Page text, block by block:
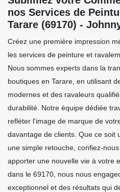
nos Services de
Tarare (69170) -
Créez une première impression
les services de peinture et
Nous sommes experts dans la
boutiques en Tarare, en utilisant
modernes et des ravaleurs
durabilité. Notre équipe dédiée
refléter l'image de marque de
davantage de clients. Que ce soit
une simple retouche, confiez-
apporter une nouvelle vie à votre
dans le 69170, nous nous
exceptionnel et des résultats qui